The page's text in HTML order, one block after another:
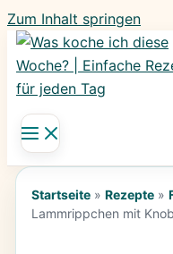
Zum Inhalt springen
Startseite» Rezepte»
Lammrippchen mit